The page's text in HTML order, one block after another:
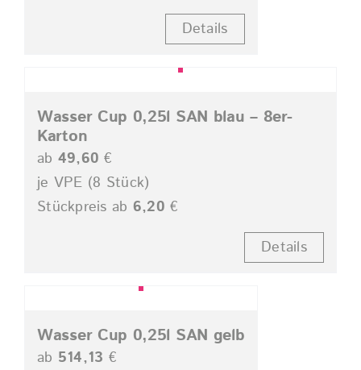
Details
Wasser Cup 0,25l SAN blau – 8er-
Karton
ab 49,60 €
je VPE (8 Stück)
Stückpreis ab 6,20 €
Details
Wasser Cup 0,25l SAN gelb
ab 514,13 €